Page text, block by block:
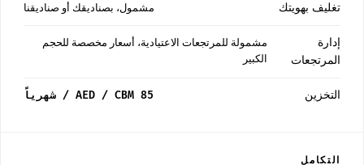
تغليف بهويتك مشمول، بصناديقك أو صناديقنا
إدارة
المرتجعات
مشمولة للمرتجعات الاعتيادية، أسعار مخصصة للحجم
الكبير
التخزين 85 AED / CBM / شهرياً
التكامل